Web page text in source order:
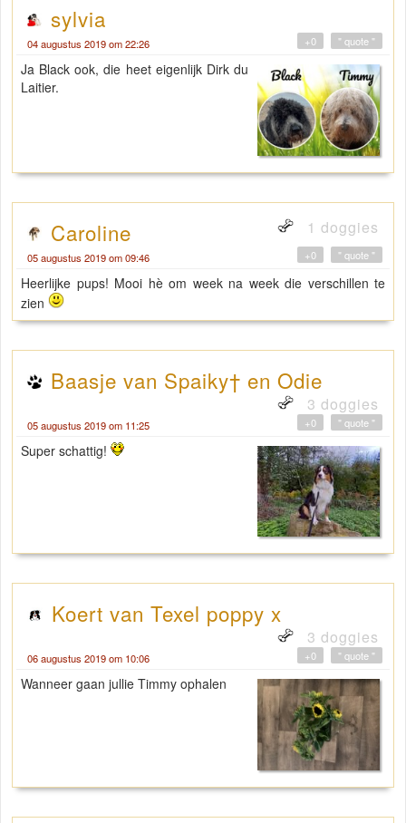
sylvia
04 augustus 2019 om 22:26 " quote "
+0
Ja Black ook, die heet eigenlijk Dirk du
Laitier.
Caroline 1 doggies
05 augustus 2019 om 09:46 " quote "
+0
Heerlijke pups! Mooi hè om week na week die verschillen te
zien
Baasje van Spaiky† en Odie
3 doggies
05 augustus 2019 om 11:25 " quote "
+0
Super schattig!
Koert van Texel poppy x
3 doggies
06 augustus 2019 om 10:06 " quote "
+0
Wanneer gaan jullie Timmy ophalen